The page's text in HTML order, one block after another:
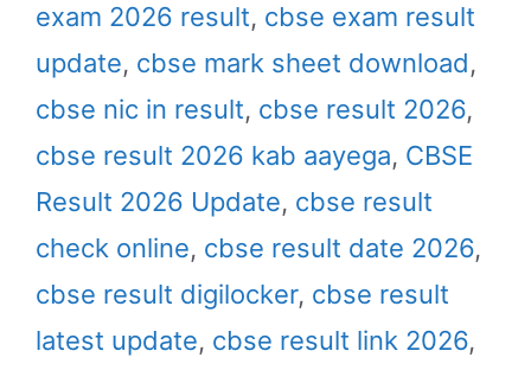
exam 2026 result, cbse exam result
update, cbse mark sheet download,
cbse nic in result, cbse result 2026,
cbse result 2026 kab aayega, CBSE
Result 2026 Update, cbse result
check online, cbse result date 2026,
cbse result digilocker, cbse result
latest update, cbse result link 2026,